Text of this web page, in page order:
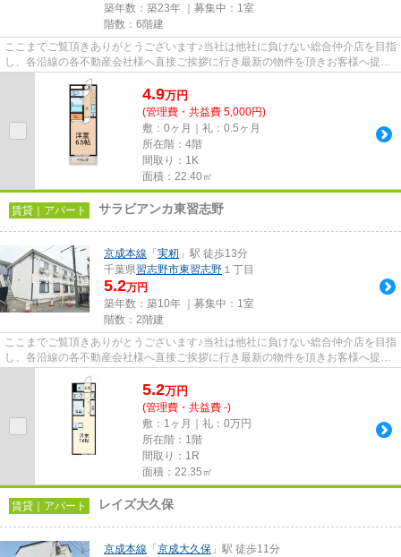
築年数：築23年 ｜募集中： 1室
階数：6階建
ここまでご覧頂きありがとうございます♪当社は他社に負けない総合仲介店を目指
し、各沿線の各不動産会社様へ直接ご挨拶に行き最新の物件を頂きお客様へ提供
しております！最新の情報は...
4.9万円
(管理費・共益費 5,000円)
敷：0ヶ月｜礼：0.5ヶ月
所在階：4階
間取り：1K
面積：22.40㎡
賃貸｜アパート サラビアンカ東習志野
京成本線 「 実籾 」駅 徒歩13分
千葉県習志野市東習志野 １丁目
5.2万円
築年数：築10年 ｜募集中： 1室
階数：2階建
ここまでご覧頂きありがとうございます♪当社は他社に負けない総合仲介店を目指
し、各沿線の各不動産会社様へ直接ご挨拶に行き最新の物件を頂きお客様へ提供
5.2万円
(管理費・共益費 -)
敷：1ヶ月｜礼：0万円
所在階：1階
間取り：1R
面積：22.35㎡
賃貸｜アパート レイズ大久保
京成本線 「 京成大久保 」駅 徒歩11分